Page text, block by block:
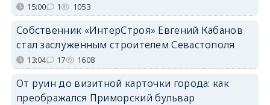
15:00 1 1053
Собственник «ИнтерСтроя» Евгений Кабанов
стал заслуженным строителем Севастополя
13:04 17 1608
От руин до визитной карточки города: как
преображался Приморский бульвар